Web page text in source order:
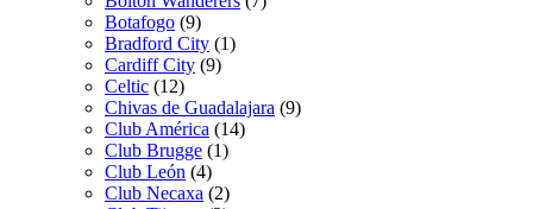
Botafogo (9)
Bradford City (1)
Cardiff City (9)
Celtic (12)
Chivas de Guadalajara (9)
Club América (14)
Club Brugge (1)
Club León (4)
Club Necaxa (2)